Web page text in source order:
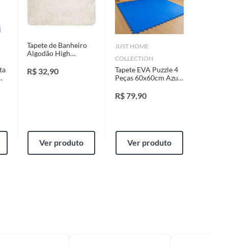
Tapete de Banheiro
Algodão High
R$ 32,90
Ver produto
JUST HOME
COLLECTION
Tapete EVA Puzzle 4
Peças 60x60cm Azul
R$79,90
Ver produto